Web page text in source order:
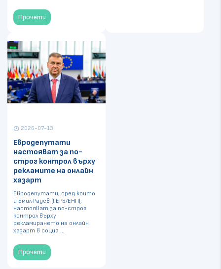
Прочети
schedule 2026-07-13
Евродепутати
настояват за по-
строг контрол върху
рекламите на онлайн
хазарт
Евродепутати, сред които
и Емил Радев (ГЕРБ/ЕНП),
настояват за по-строг
контрол върху
рекламирането на онлайн
хазарт в социа ...
Прочети